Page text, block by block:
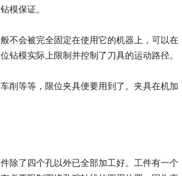
模保证。
不会被完全固定在使用它的机器上，可以在
钻模实际上限制并控制了刀具的运动路径。
削等等，限位夹具便要用到了。夹具在机加
除了四个孔以外已全部加工好。工件有一个